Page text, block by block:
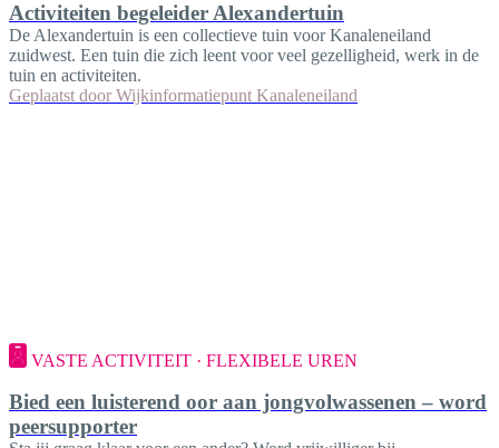
Activiteiten begeleider Alexandertuin
De Alexandertuin is een collectieve tuin voor Kanaleneiland
zuidwest. Een tuin die zich leent voor veel gezelligheid, werk in de
tuin en activiteiten.
Geplaatst door Wijkinformatiepunt Kanaleneiland
VASTE ACTIVITEIT · FLEXIBELE UREN
Bied een luisterend oor aan jongvolwassenen – word
peersupporter